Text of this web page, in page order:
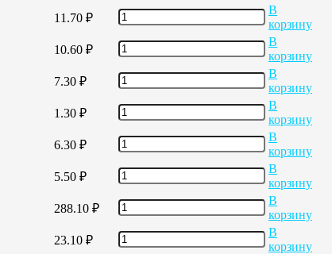
11.70 ₽
В
корзину
10.60 ₽
В
корзину
7.30 ₽
В
корзину
1.30 ₽
В
корзину
6.30 ₽
В
корзину
5.50 ₽
В
корзину
288.10 ₽
В
корзину
23.10 ₽
В
корзину